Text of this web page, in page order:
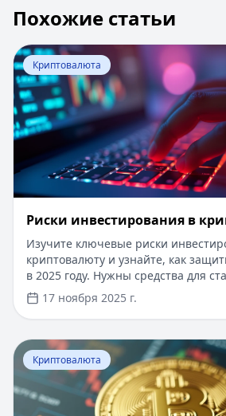
Похожие статьи
Перейти к статье:Риски
Криптовалюта
Риски инвестирования в
Изучите ключевые риски
криптовалюту и узнайте, как
в 2025 году. Нужны средства для
онлайн-кредит до 100 000 рублей за
справок и поручителей.
под 0%, нужен только паспорт.
карту сразу после одобрения.
17 ноября 2025 г.
Перейти к статье: Налоги с
Криптовалюта